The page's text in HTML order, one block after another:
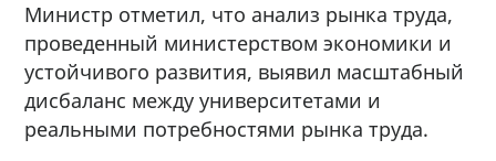
Министр отметил, что анализ рынка труда,
проведенный министерством экономики и
устойчивого развития, выявил масштабный
дисбаланс между университетами и
реальными потребностями рынка труда.